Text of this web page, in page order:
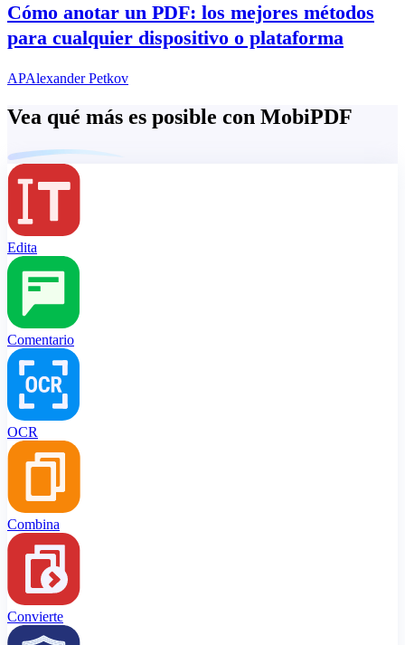
Cómo anotar un PDF: los mejores métodos
para cualquier dispositivo o plataforma
APAlexander Petkov
Vea qué más es posible con MobiPDF
Edita
Comentario
OCR
Combina
Convierte